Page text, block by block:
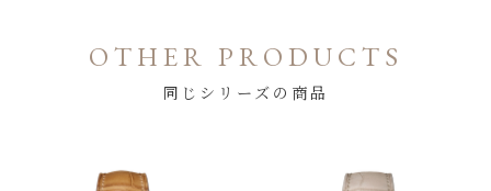
OTHER PRODUCTS
同じシリーズの商品